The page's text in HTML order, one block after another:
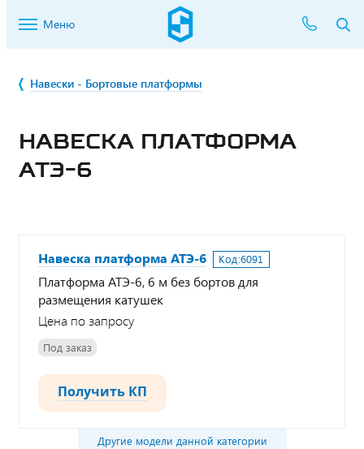
Меню
Навески - Бортовые платформы
НАВЕСКА ПЛАТФОРМА
АТЭ-6
Навеска платформа АТЭ-6 Код:6091
Платформа АТЭ-6, 6 м без бортов для
размещения катушек
Цена по запросу
Под заказ
Получить КП
Другие модели данной категории